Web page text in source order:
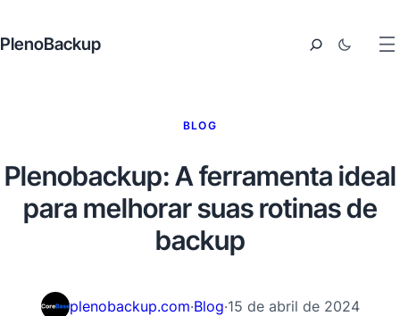
PlenoBackup
BLOG
Plenobackup: A ferramenta ideal
para melhorar suas rotinas de
backup
plenobackup.com·Blog·15 de abril de 2024